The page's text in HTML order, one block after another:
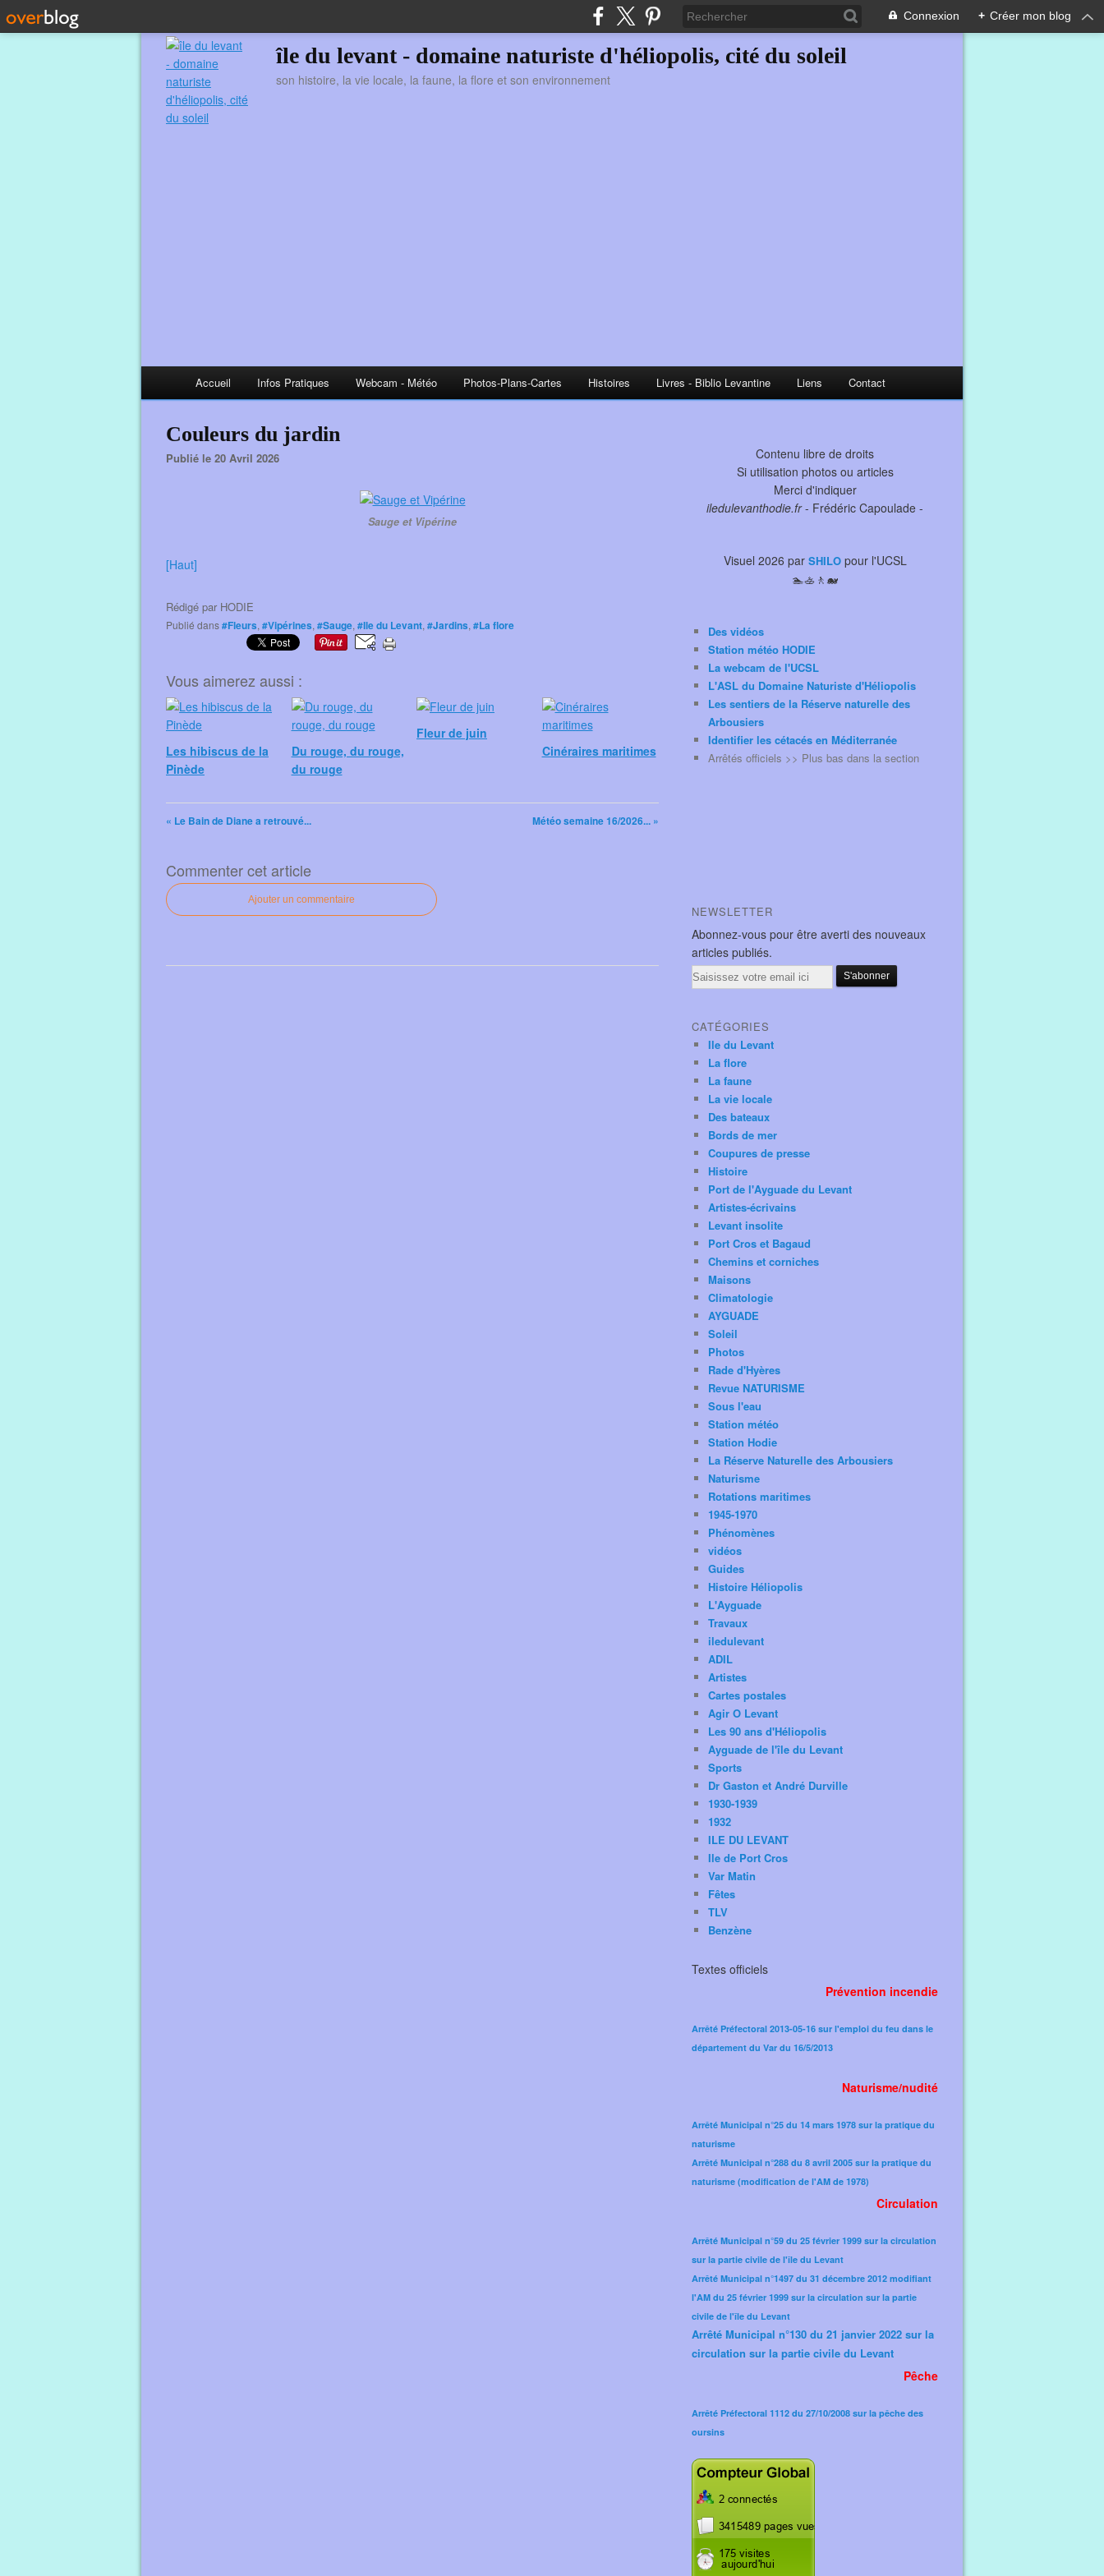
Connexion + Créer mon blog
île du levant - domaine naturiste d'héliopolis, cité du soleil
son histoire, la vie locale, la faune, la flore et son environnement
Accueil Infos Pratiques Webcam - Météo Photos-Plans-Cartes Histoires Livres - Biblio Levantine Liens Contact
Couleurs du jardin
Publié le 20 Avril 2026
Sauge et Vipérine
[Haut]
Rédigé par HODIE
Publié dans#Fleurs, #Vipérines, #Sauge, #Ile du Levant, #Jardins, #La flore
Vous aimerez aussi :
Les hibiscus de la
Pinède
Du rouge, du rouge,
du rouge
Fleur de juin
Cinéraires maritimes
« Le Bain de Diane a retrouvé... Météo semaine 16/2026... »
Commenter cet article
Ajouter un commentaire
Contenu libre de droits
Si utilisation photos ou articles
Merci d'indiquer
iledulevanthodie.fr- Frédéric Capoulade -
Visuel 2026 par SHILOpour l'UCSL
🏊🚣🚶🐋
Des vidéos
Station météo HODIE
La webcam de l'UCSL
L'ASL du Domaine Naturiste d'Héliopolis
Les sentiers de la Réserve naturelle des
Arbousiers
Identifier les cétacés en Méditerranée
Arrêtés officiels >> Plus bas dans la section
NEWSLETTER
Abonnez-vous pour être averti des nouveaux
articles publiés.
Email
CATÉGORIES
Ile du Levant
La flore
La faune
La vie locale
Des bateaux
Bords de mer
Coupures de presse
Histoire
Port de l'Ayguade du Levant
Artistes-écrivains
Levant insolite
Port Cros et Bagaud
Chemins et corniches
Maisons
Climatologie
AYGUADE
Soleil
Photos
Rade d'Hyères
Revue NATURISME
Sous l'eau
Station météo
Station Hodie
La Réserve Naturelle des Arbousiers
Naturisme
Rotations maritimes
1945-1970
Phénomènes
vidéos
Guides
Histoire Héliopolis
L'Ayguade
Travaux
iledulevant
ADIL
Artistes
Cartes postales
Agir O Levant
Les 90 ans d'Héliopolis
Ayguade de l'île du Levant
Sports
Dr Gaston et André Durville
1930-1939
1932
ILE DU LEVANT
Ile de Port Cros
Var Matin
Fêtes
TLV
Benzène
Textes officiels
Prévention incendie
Arrêté Préfectoral 2013-05-16 sur l'emploi du feu dans le
département du Var du 16/5/2013
Naturisme/nudité
Arrêté Municipal n°25 du 14 mars 1978 sur la pratique du
naturisme
Arrêté Municipal n°288 du 8 avril 2005 sur la pratique du
naturisme (modification de l'AM de 1978)​
Circulation
Arrêté Municipal n°59 du 25 février 1999 sur la circulation
sur la partie civile de l'île du Levant
Arrêté Municipal n°1497 du 31 décembre 2012 modifiant
l'AM du 25 février 1999 sur la circulation sur la partie
civile de l'île du Levant
Arrêté Municipal n°130 du 21 janvier 2022 sur la
circulation sur la partie civile du Levant
Pêche
Arrêté Préfectoral 1112 du 27/10/2008 sur la pêche des
oursins